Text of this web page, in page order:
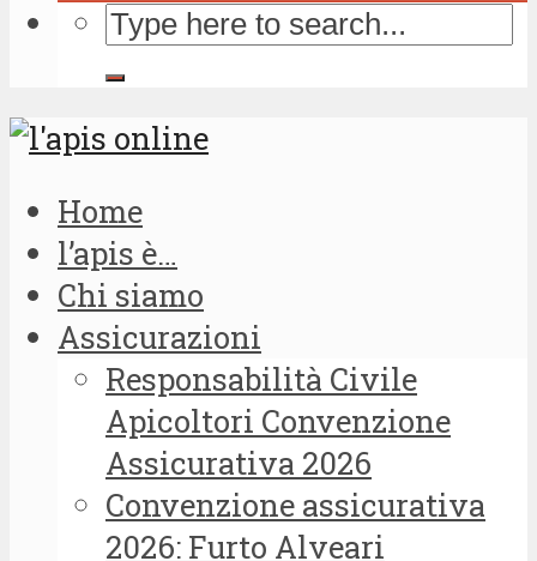
Home
l’apis è…
Chi siamo
Assicurazioni
Responsabilità Civile
Apicoltori Convenzione
Assicurativa 2026
Convenzione assicurativa
2026: Furto Alveari